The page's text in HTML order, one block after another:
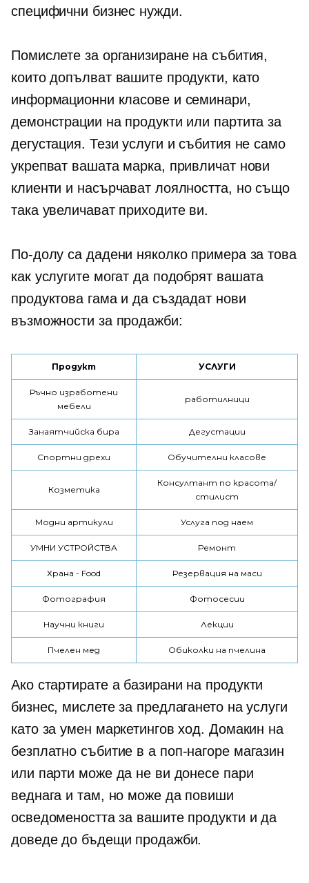
специфични бизнес нужди.
Помислете за организиране на събития,
които допълват вашите продукти, като
информационни класове и семинари,
демонстрации на продукти или партита за
дегустация. Тези услуги и събития не само
укрепват вашата марка, привличат нови
клиенти и насърчават лоялността, но също
така увеличават приходите ви.
По-долу са дадени няколко примера за това
как услугите могат да подобрят вашата
продуктова гама и да създадат нови
възможности за продажби:
Продукт УСЛУГИ
Ръчно изработени
мебели
работилници
Занаятчийска бира Дегустации
Спортни дрехи Обучителни класове
Козметика
Консултант по красота/
стилист
Модни артикули Услуга под наем
УМНИ УСТРОЙСТВА Ремонт
Храна - Food Резервация на маси
Фотография Фотосесии
Научни книги Лекции
Пчелен мед Обиколки на пчелина
Ако стартирате a базирани на продукти
бизнес, мислете за предлагането на услуги
като за умен маркетингов ход. Домакин на
безплатно събитие в a поп-нагоремагазин
или парти може да не ви донесе пари
веднага и там, но може да повиши
осведомеността за вашите продукти и да
доведе до бъдещи продажби.